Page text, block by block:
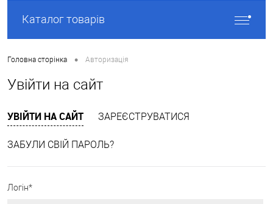
Каталог товарів
Головна сторінка • Авторизація
Увійти на сайт
УВІЙТИ НА САЙТ ЗАРЕЄСТРУВАТИСЯ
ЗАБУЛИ СВІЙ ПАРОЛЬ?
Логін*